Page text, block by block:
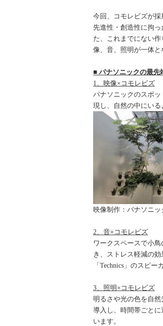
今回、コモレビズが
先進性・創造性に拘
た、これまでにない
像、音、照明が一体と
■ パナソニックの最先
1、映像×コモレビズ
パナソニックのスポッ
現し、自然の中にいる
映像制作：パナソニッ
2、音×コモレビズ
ワークスペースで小
き、ストレス軽減の
「Technics」のスピ
3、照明×コモレビズ
明るさや光の色を自
導入し、時間帯ごと
います。